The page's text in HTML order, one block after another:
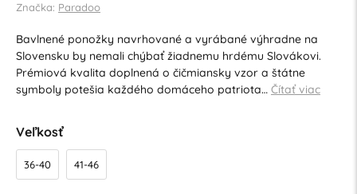
Značka: Paradoo
Bavlnené ponožky navrhované a vyrábané výhradne na
Slovensku by nemali chýbať žiadnemu hrdému Slovákovi.
Prémiová kvalita doplnená o čičmiansky vzor a štátne
symboly potešia každého domáceho patriota… Čítať viac
Veľkosť
36-40 41-46